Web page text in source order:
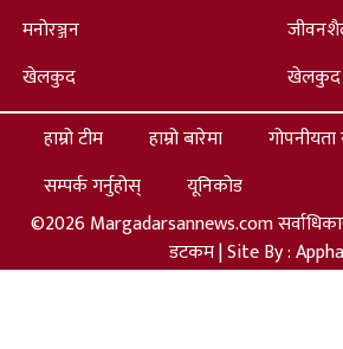
मनोरञ्जन
खेलकुद
खेलकुद
हाम्रो टीम
हाम्रो बारेमा
गोपनीयता
सम्पर्क गर्नुहोस्
यूनिकोड
©2026 Margadarsannews.com
डटकम | Site By :